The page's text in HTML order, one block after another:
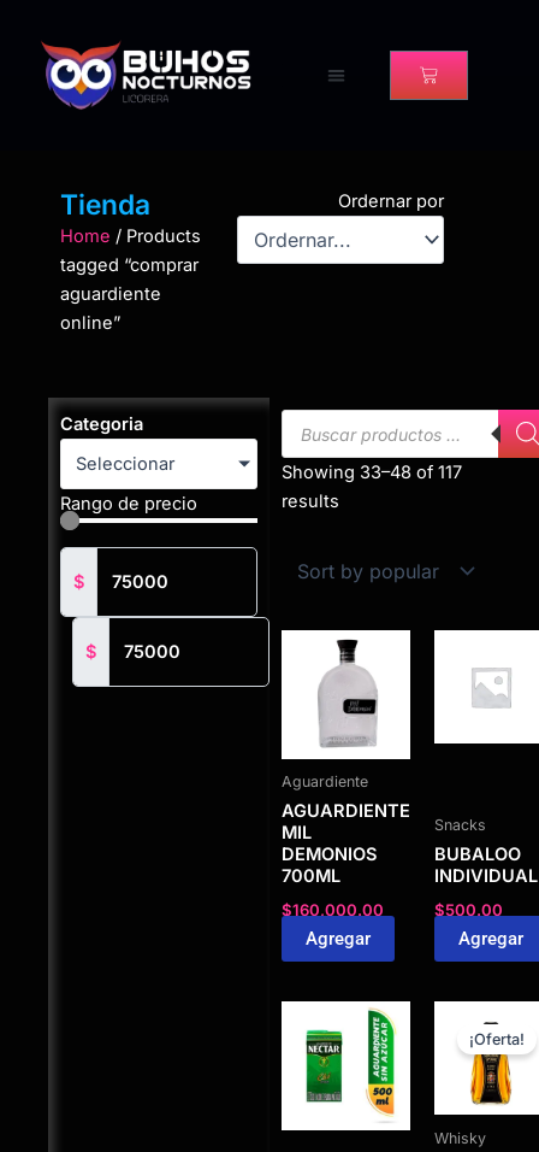
contenido
Cart
Tienda
Home / Products
tagged “comprar
aguardiente
online”
Ordernar por
Categoria
Seleccionar
Rango de precio
$
$
productos
Showing 33–48 of 117
results
Aguardiente
AGUARDIENTE
MIL
DEMONIOS
700ML
$160,000.00
Agregar
Snacks
BUBALOO
INDIVIDUAL
$500.00
Agregar
¡Oferta!
Whisky